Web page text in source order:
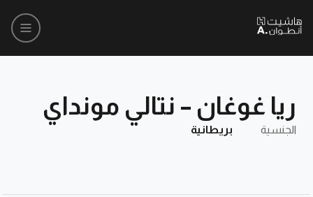
ريا غوغان – نتالي مونداي
الجنسية بريطانية